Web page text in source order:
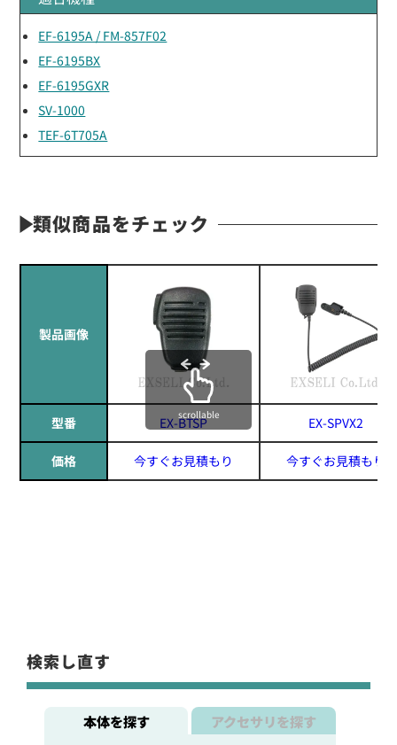
EF-6195A / FM-857F02
EF-6195BX
EF-6195GXR
SV-1000
TEF-6T705A
類似商品をチェック
製品画像
型番 EX-BTSP EX-SPVX2
価格 今すぐお見積もり 今すぐお見積もり
scrollable
検索し直す
本体を探す アクセサリを探す